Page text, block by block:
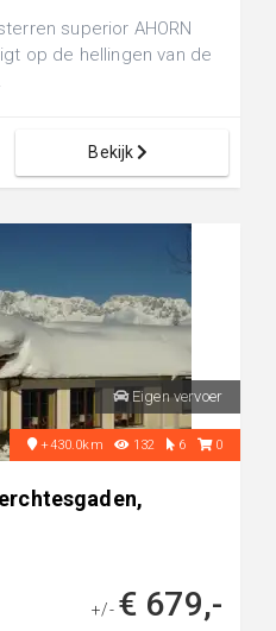
superior AHORN
op de hellingen van de
Bekijk
Eigen vervoer
+430.0km 132 6 0
+/- € 679,-